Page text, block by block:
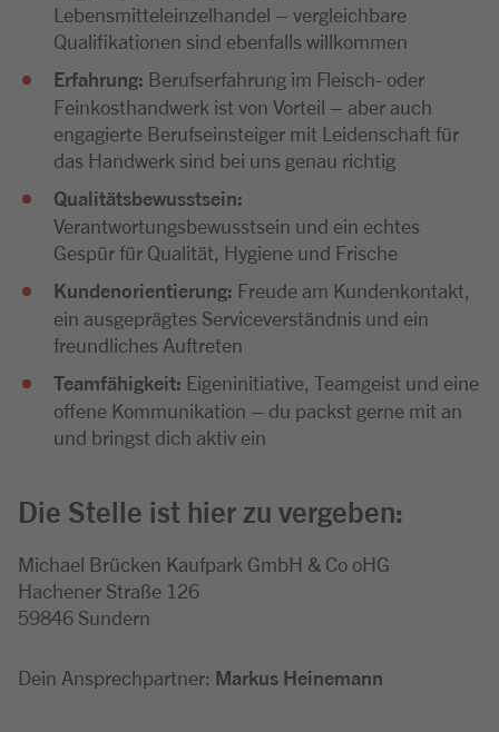
Lebensmitteleinzelhandel – vergleichbare
Qualifikationen sind ebenfalls willkommen
Erfahrung: Berufserfahrung im Fleisch- oder
Feinkosthandwerk ist von Vorteil – aber auch
engagierte Berufseinsteiger mit Leidenschaft für
das Handwerk sind bei uns genau richtig
Qualitätsbewusstsein:
Verantwortungsbewusstsein und ein echtes
Gespür für Qualität, Hygiene und Frische
Kundenorientierung: Freude am Kundenkontakt,
ein ausgeprägtes Serviceverständnis und ein
freundliches Auftreten
Teamfähigkeit: Eigeninitiative, Teamgeist und eine
offene Kommunikation – du packst gerne mit an
und bringst dich aktiv ein
Die Stelle ist hier zu vergeben:
Michael Brücken Kaufpark GmbH & Co oHG
Hachener Straße 126
59846 Sundern
Dein Ansprechpartner: Markus Heinemann